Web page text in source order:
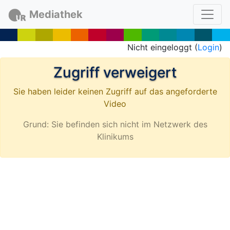
Mediathek
Nicht eingeloggt (Login)
Zugriff verweigert
Sie haben leider keinen Zugriff auf das angeforderte
Video
Grund: Sie befinden sich nicht im Netzwerk des
Klinikums